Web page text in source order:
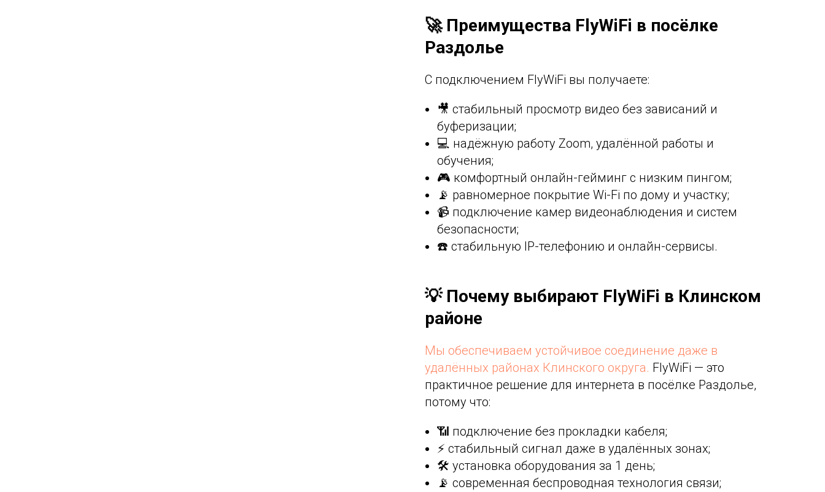
🚀 Преимущества FlyWiFi в посёлке
Раздолье
С подключением FlyWiFi вы получаете:
🎥 стабильный просмотр видео без зависаний и
буферизации;
💻 надёжную работу Zoom, удалённой работы и
обучения;
🎮 комфортный онлайн-гейминг с низким пингом;
📡 равномерное покрытие Wi-Fi по дому и участку;
📹 подключение камер видеонаблюдения и систем
безопасности;
☎️ стабильную IP-телефонию и онлайн-сервисы.
💡 Почему выбирают FlyWiFi в Клинском
районе
Мы обеспечиваем устойчивое соединение даже в
удалённых районах Клинского округа. FlyWiFi — это
практичное решение для интернета в посёлке Раздолье,
потому что:
📶 подключение без прокладки кабеля;
⚡ стабильный сигнал даже в удалённых зонах;
🛠 установка оборудования за 1 день;
📡 современная беспроводная технология связи;